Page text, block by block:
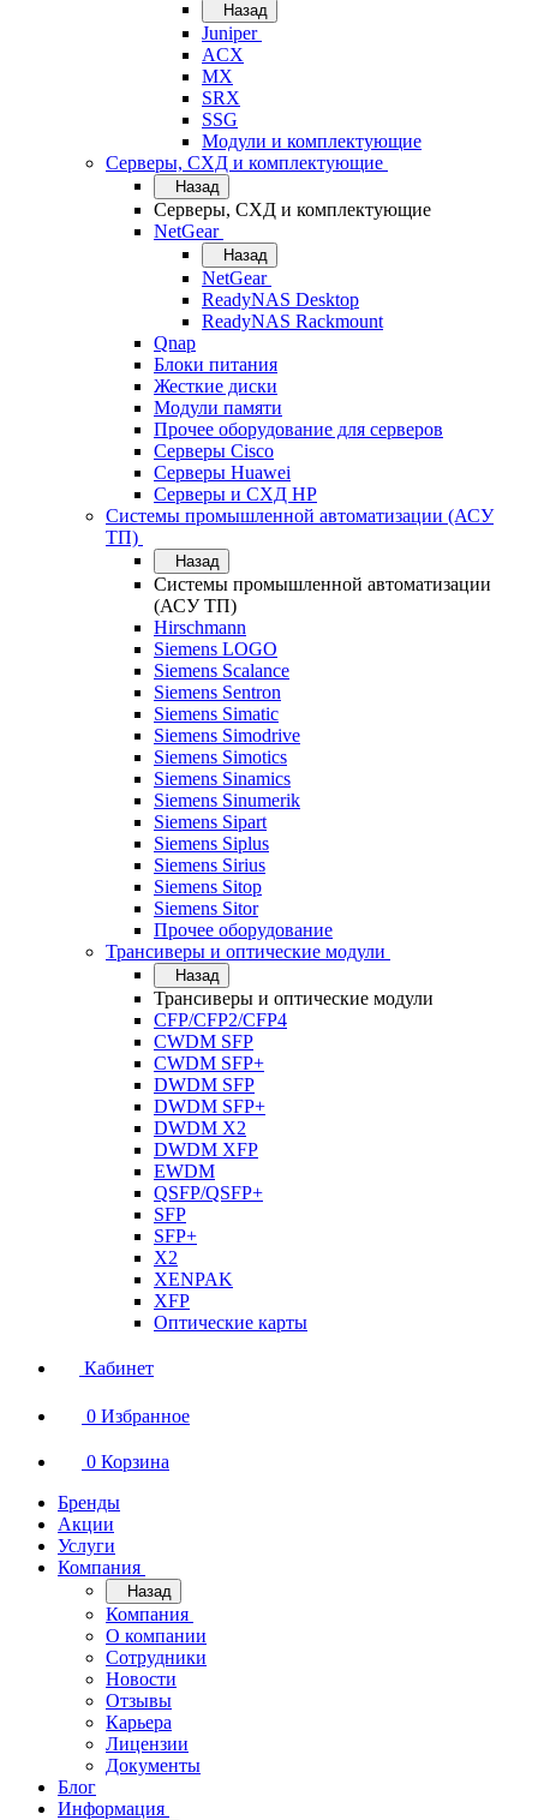
Назад
Juniper
ACX
MX
SRX
SSG
Модули и комплектующие
Серверы, СХД и комплектующие
Назад
Серверы, СХД и комплектующие
NetGear
Назад
NetGear
ReadyNAS Desktop
ReadyNAS Rackmount
Qnap
Блоки питания
Жесткие диски
Модули памяти
Прочее оборудование для серверов
Серверы Cisco
Серверы Huawei
Серверы и СХД HP
Системы промышленной автоматизации (АСУ
ТП)
Назад
Системы промышленной автоматизации
(АСУ ТП)
Hirschmann
Siemens LOGO
Siemens Scalance
Siemens Sentron
Siemens Simatic
Siemens Simodrive
Siemens Simotics
Siemens Sinamics
Siemens Sinumerik
Siemens Sipart
Siemens Siplus
Siemens Sirius
Siemens Sitop
Siemens Sitor
Прочее оборудование
Трансиверы и оптические модули
Назад
Трансиверы и оптические модули
CFP/CFP2/CFP4
CWDM SFP
CWDM SFP+
DWDM SFP
DWDM SFP+
DWDM X2
DWDM XFP
EWDM
QSFP/QSFP+
SFP
SFP+
X2
XENPAK
XFP
Оптические карты
Кабинет
0 Избранное
0 Корзина
Бренды
Акции
Услуги
Компания
Назад
Компания
О компании
Сотрудники
Новости
Отзывы
Карьера
Лицензии
Документы
Блог
Информация